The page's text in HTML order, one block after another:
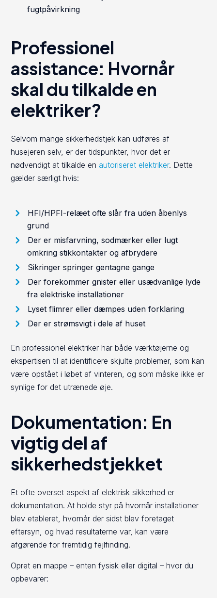
fugtpåvirkning
Professionel
assistance: Hvornår
skal du tilkalde en
elektriker?
Selvom mange sikkerhedstjek kan udføres af
husejeren selv, er der tidspunkter, hvor det er
nødvendigt at tilkalde en autoriseret elektriker. Dette
gælder særligt hvis:
HFI/HPFI-relæet ofte slår fra uden åbenlys
grund
Der er misfarvning, sodmærker eller lugt
omkring stikkontakter og afbrydere
Sikringer springer gentagne gange
Der forekommer gnister eller usædvanlige lyde
fra elektriske installationer
Lyset flimrer eller dæmpes uden forklaring
Der er strømsvigt i dele af huset
En professionel elektriker har både værktøjerne og
ekspertisen til at identificere skjulte problemer, som kan
være opstået i løbet af vinteren, og som måske ikke er
synlige for det utrænede øje.
Dokumentation: En
vigtig del af
sikkerhedstjekket
Et ofte overset aspekt af elektrisk sikkerhed er
dokumentation. At holde styr på hvornår installationer
blev etableret, hvornår der sidst blev foretaget
eftersyn, og hvad resultaterne var, kan være
afgørende for fremtidig fejlfinding.
Opret en mappe – enten fysisk eller digital – hvor du
opbevarer: